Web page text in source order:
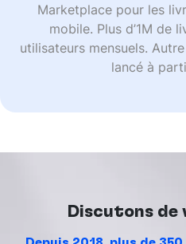
Marketplace pour les
mobile. Plus d’1M de
utilisateurs mensuels.
lancé à
Discutons